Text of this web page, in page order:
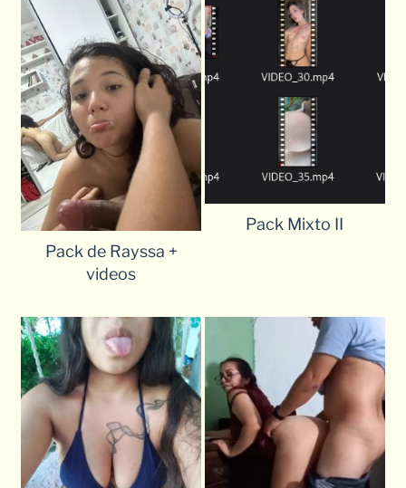
Pack de Rayssa +
videos
Pack Mixto II